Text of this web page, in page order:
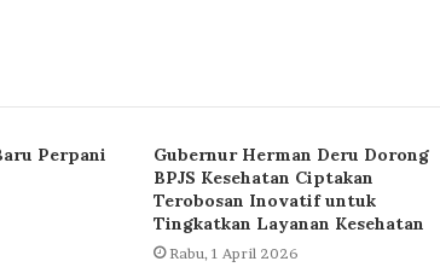
Perpani
Gubernur Herman Deru Dorong
BPJS Kesehatan Ciptakan
Terobosan Inovatif untuk
Tingkatkan Layanan Kesehatan
Rabu, 1 April 2026